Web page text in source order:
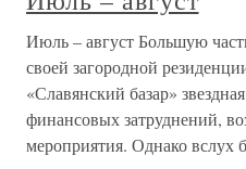
Июль – август Большую
своей загородной
«Славянский базар»
финансовых затруднений,
мероприятия. Однако вслух